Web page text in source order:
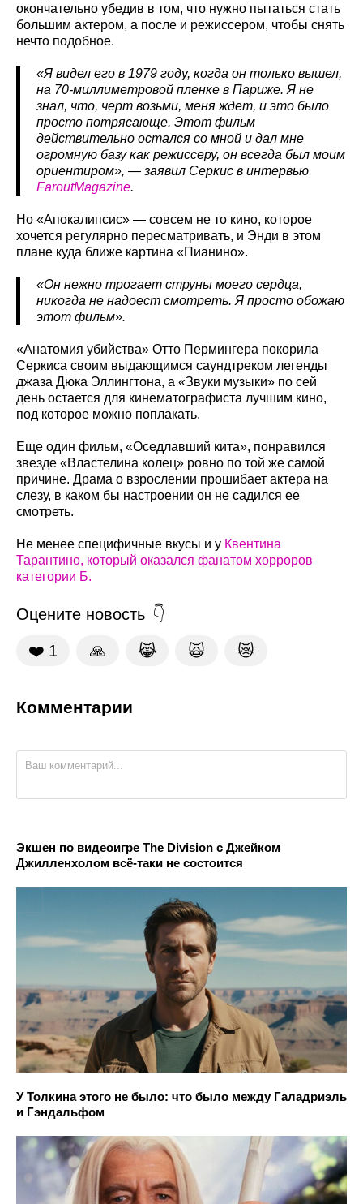
окончательно убедив в том, что нужно пытаться стать
большим актером, а после и режиссером, чтобы снять
нечто подобное.
«Я видел его в 1979 году, когда он только вышел,
на 70-миллиметровой пленке в Париже. Я не
знал, что, черт возьми, меня ждет, и это было
просто потрясающе. Этот фильм
действительно остался со мной и дал мне
огромную базу как режиссеру, он всегда был моим
ориентиром», — заявил Серкис в интервью
FaroutMagazine.
Но «Апокалипсис» — совсем не то кино, которое
хочется регулярно пересматривать, и Энди в этом
плане куда ближе картина «Пианино».
«Он нежно трогает струны моего сердца,
никогда не надоест смотреть. Я просто обожаю
этот фильм».
«Анатомия убийства» Отто Пермингера покорила
Серкиса своим выдающимся саундтреком легенды
джаза Дюка Эллингтона, а «Звуки музыки» по сей
день остается для кинематографиста лучшим кино,
под которое можно поплакать.
Еще один фильм, «Оседлавший кита», понравился
звезде «Властелина колец» ровно по той же самой
причине. Драма о взрослении прошибает актера на
слезу, в каком бы настроении он не садился ее
смотреть.
Не менее специфичные вкусы и у Квентина
Тарантино, который оказался фанатом хорроров
категории Б.
Оцените новость
❤️ 1 🙏 😹 🙀 😿
Комментарии
Экшен по видеоигре The Division с Джейком
Джилленхолом всё-таки не состоится
У Толкина этого не было: что было между Галадриэль
и Гэндальфом